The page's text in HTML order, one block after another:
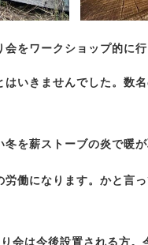
をワークショップ的に行
いきませんでした。数
を薪ストーブの炎で暖
働になります。かと言
会は今後設置される方。